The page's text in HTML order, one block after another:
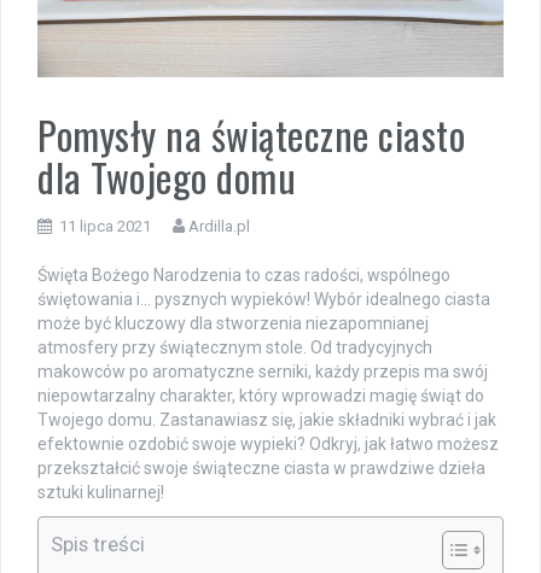
Pomysły na świąteczne ciasto
dla Twojego domu
11 lipca 2021 Ardilla.pl
Święta Bożego Narodzenia to czas radości, wspólnego
świętowania i… pysznych wypieków! Wybór idealnego ciasta
może być kluczowy dla stworzenia niezapomnianej
atmosfery przy świątecznym stole. Od tradycyjnych
makowców po aromatyczne serniki, każdy przepis ma swój
niepowtarzalny charakter, który wprowadzi magię świąt do
Twojego domu. Zastanawiasz się, jakie składniki wybrać i jak
efektownie ozdobić swoje wypieki? Odkryj, jak łatwo możesz
przekształcić swoje świąteczne ciasta w prawdziwe dzieła
sztuki kulinarnej!
Spis treści